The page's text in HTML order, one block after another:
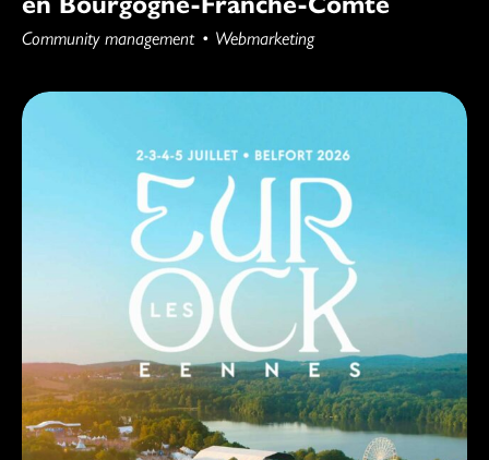
Community management Webmarketing